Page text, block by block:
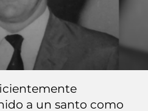
a un santo como